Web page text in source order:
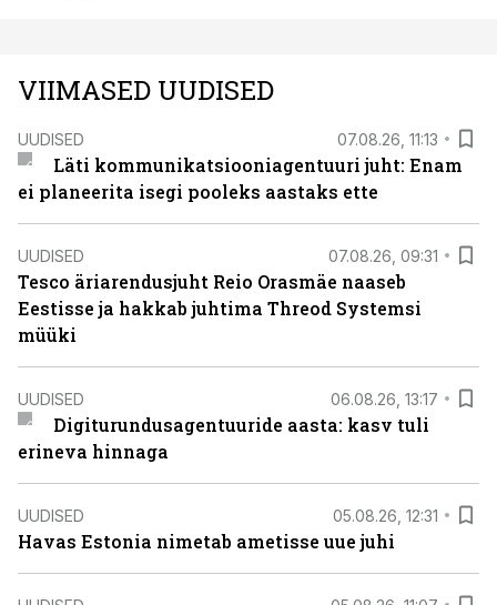
VIIMASED UUDISED
UUDISED 07.08.26, 11:13
Läti kommunikatsiooniagentuuri juht: Enam
ei planeerita isegi pooleks aastaks ette
UUDISED 07.08.26, 09:31
Tesco äriarendusjuht Reio Orasmäe naaseb
Eestisse ja hakkab juhtima Threod Systemsi
müüki
UUDISED 06.08.26, 13:17
Digiturundusagentuuride aasta: kasv tuli
erineva hinnaga
UUDISED 05.08.26, 12:31
Havas Estonia nimetab ametisse uue juhi